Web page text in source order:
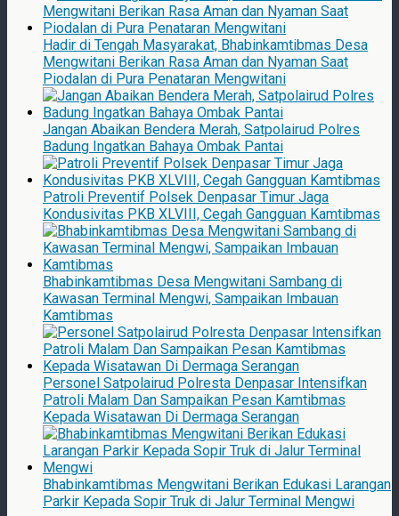
Hadir di Tengah Masyarakat, Bhabinkamtibmas Desa
Mengwitani Berikan Rasa Aman dan Nyaman Saat
Piodalan di Pura Penataran Mengwitani
Jangan Abaikan Bendera Merah, Satpolairud Polres
Badung Ingatkan Bahaya Ombak Pantai
Patroli Preventif Polsek Denpasar Timur Jaga
Kondusivitas PKB XLVIII, Cegah Gangguan Kamtibmas
Bhabinkamtibmas Desa Mengwitani Sambang di
Kawasan Terminal Mengwi, Sampaikan Imbauan
Kamtibmas
Personel Satpolairud Polresta Denpasar Intensifkan
Patroli Malam Dan Sampaikan Pesan Kamtibmas
Kepada Wisatawan Di Dermaga Serangan
Bhabinkamtibmas Mengwitani Berikan Edukasi Larangan
Parkir Kepada Sopir Truk di Jalur Terminal Mengwi